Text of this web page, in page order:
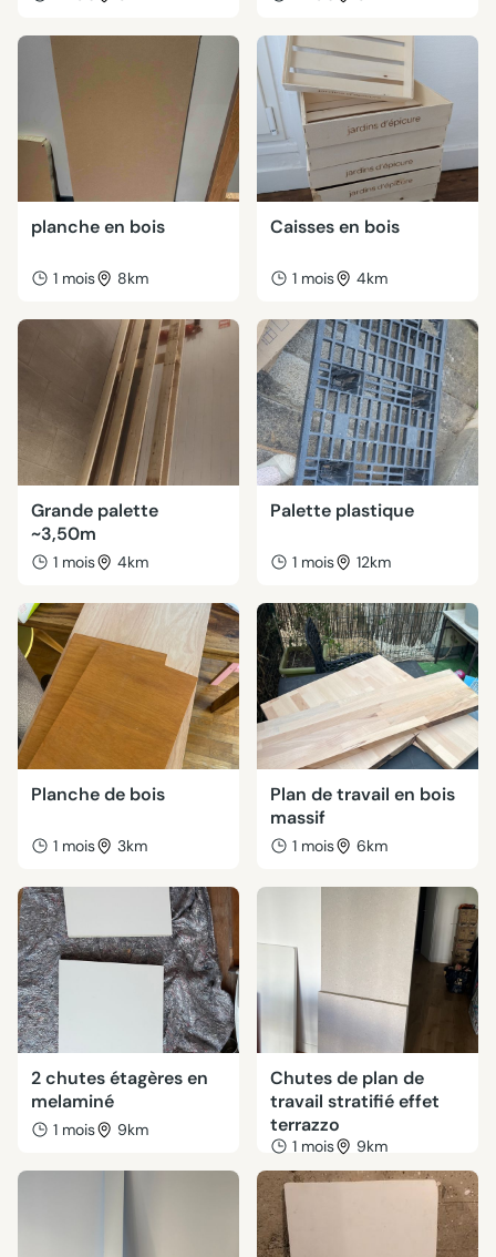
planche en bois
1 mois 8km
Caisses en bois
1 mois 4km
Grande palette
~3,50m
1 mois 4km
Palette plastique
1 mois 12km
Planche de bois
1 mois 3km
Plan de travail en bois
massif
1 mois 6km
2 chutes étagères en
melaminé
1 mois 9km
Chutes de plan de
travail stratifié effet
terrazzo
1 mois 9km